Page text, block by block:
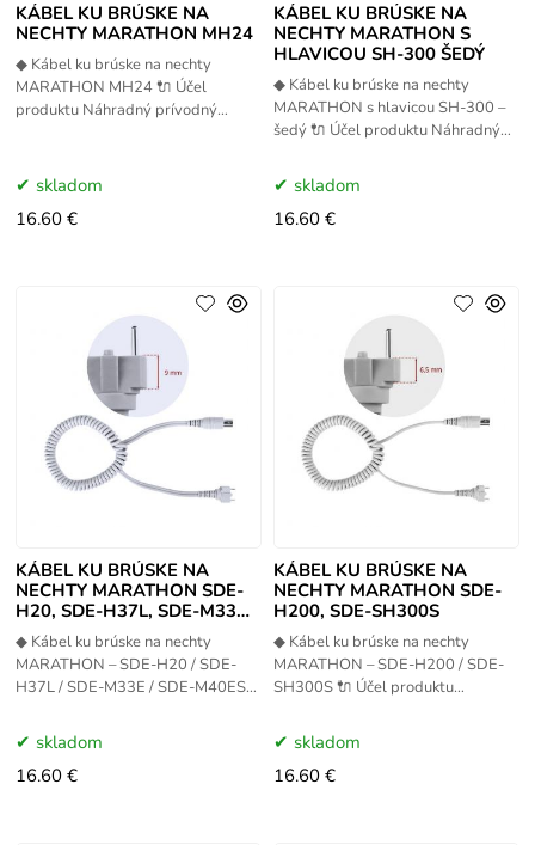
KÁBEL KU BRÚSKE NA
NECHTY MARATHON MH24
◆ Kábel ku brúske na nechty
MARATHON MH24 🔌 Účel
produktu Náhradný prívodný
Slúži ako
skladom
16.60 €
KÁBEL KU BRÚSKE NA
NECHTY MARATHON S
HLAVICOU SH-300 ŠEDÝ
◆ Kábel ku brúske na nechty
MARATHON s hlavicou SH-300 –
šedý 🔌 Účel produktu Náhradný
pre brúsky MARATHON
skladom
16.60 €
KÁBEL KU BRÚSKE NA
NECHTY MARATHON SDE-
H20, SDE-H37L, SDE-M33E,
SDE-M40ES
◆ Kábel ku brúske na nechty
MARATHON – SDE-H20 / SDE-
H37L / SDE-M33E / SDE-M40ES
elektrický prívodný kábel určený
pre
skladom
16.60 €
KÁBEL KU BRÚSKE NA
NECHTY MARATHON SDE-
H200, SDE-SH300S
◆ Kábel ku brúske na nechty
MARATHON – SDE-H200 / SDE-
SH300S 🔌 Účel produktu
kábel určený pre profesionálne
brúsky na
skladom
16.60 €